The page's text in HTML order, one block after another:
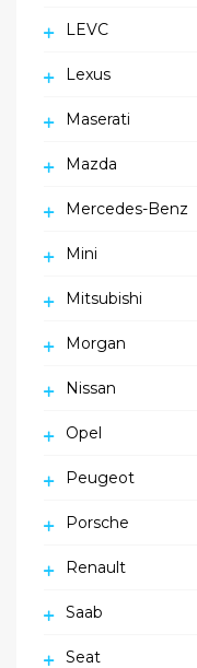
LEVC
Lexus
Maserati
Mazda
Mercedes-Benz
Mini
Mitsubishi
Morgan
Nissan
Opel
Peugeot
Porsche
Renault
Saab
Seat